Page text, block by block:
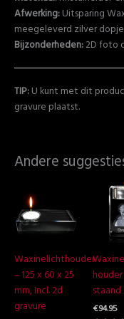
Afwerking: Uitsparing
meegeleverd zilver dopje
Bijzonderheden: 2D foto
TIP: U kunt met dit
gravure plaatst.
Andere
Waxinelichthouder
– 125 x 60 x 25
mm, Incl. 2d
gravure
houder
staand
€94.95